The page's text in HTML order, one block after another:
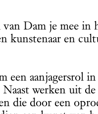
Dam je mee in
kunstenaar en
aanjagersrol
werken uit
die door een